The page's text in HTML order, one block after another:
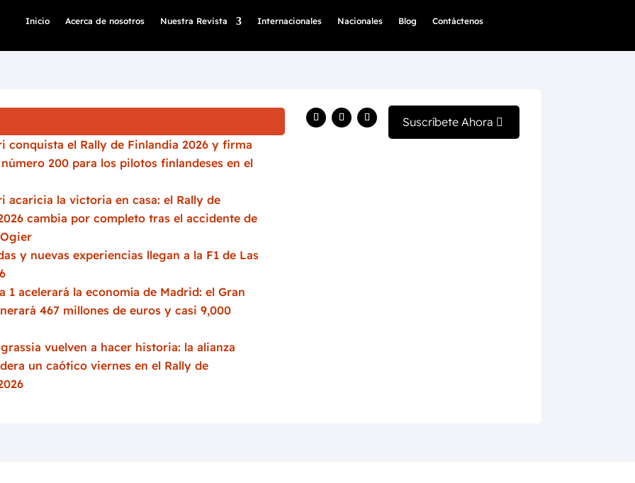
Inicio Acerca de nosotros Nuestra Revista Internacionales Nacionales Blog Contáctenos
conquista el Rally de Finlandia 2026 y firma
200 para los pilotos finlandeses en el
acaricia la victoria en casa: el Rally de
cambia por completo tras el accidente de
y nuevas experiencias llegan a la F1 de Las
1 acelerará la economía de Madrid: el Gran
467 millones de euros y casi 9,000
vuelven a hacer historia: la alianza
un caótico viernes en el Rally de
Suscríbete Ahora